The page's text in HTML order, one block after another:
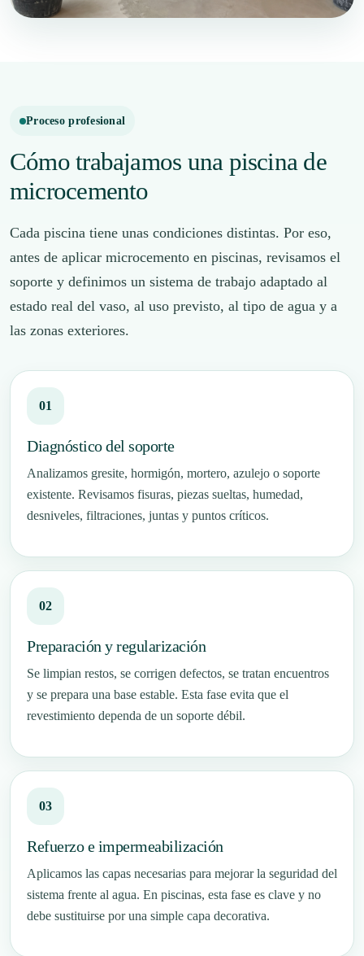
Proceso profesional
Cómo trabajamos una piscina de
microcemento
Cada piscina tiene unas condiciones distintas. Por eso,
antes de aplicar microcemento en piscinas, revisamos el
soporte y definimos un sistema de trabajo adaptado al
estado real del vaso, al uso previsto, al tipo de agua y a
las zonas exteriores.
Diagnóstico del soporte
Analizamos gresite, hormigón, mortero, azulejo o soporte
existente. Revisamos fisuras, piezas sueltas, humedad,
desniveles, filtraciones, juntas y puntos críticos.
Preparación y regularización
Se limpian restos, se corrigen defectos, se tratan encuentros
y se prepara una base estable. Esta fase evita que el
revestimiento dependa de un soporte débil.
Refuerzo e impermeabilización
Aplicamos las capas necesarias para mejorar la seguridad del
sistema frente al agua. En piscinas, esta fase es clave y no
debe sustituirse por una simple capa decorativa.